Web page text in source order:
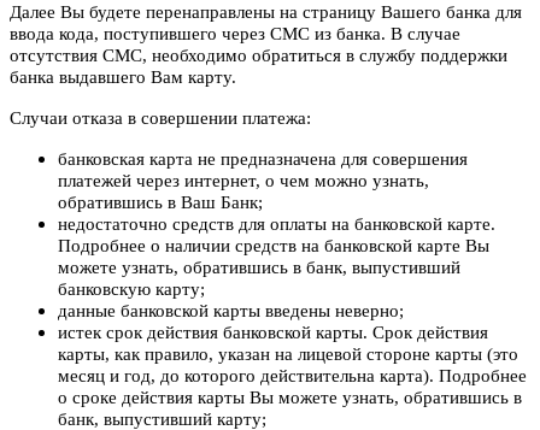
Далее Вы будете перенаправлены на страницу Вашего банка для
ввода кода, поступившего через СМС из банка. В случае
отсутствия СМС, необходимо обратиться в службу поддержки
банка выдавшего Вам карту.
Случаи отказа в совершении платежа:
банковская карта не предназначена для совершения
платежей через интернет, о чем можно узнать,
обратившись в Ваш Банк;
недостаточно средств для оплаты на банковской карте.
Подробнее о наличии средств на банковской карте Вы
можете узнать, обратившись в банк, выпустивший
банковскую карту;
данные банковской карты введены неверно;
истек срок действия банковской карты. Срок действия
карты, как правило, указан на лицевой стороне карты (это
месяц и год, до которого действительна карта). Подробнее
о сроке действия карты Вы можете узнать, обратившись в
банк, выпустивший карту;